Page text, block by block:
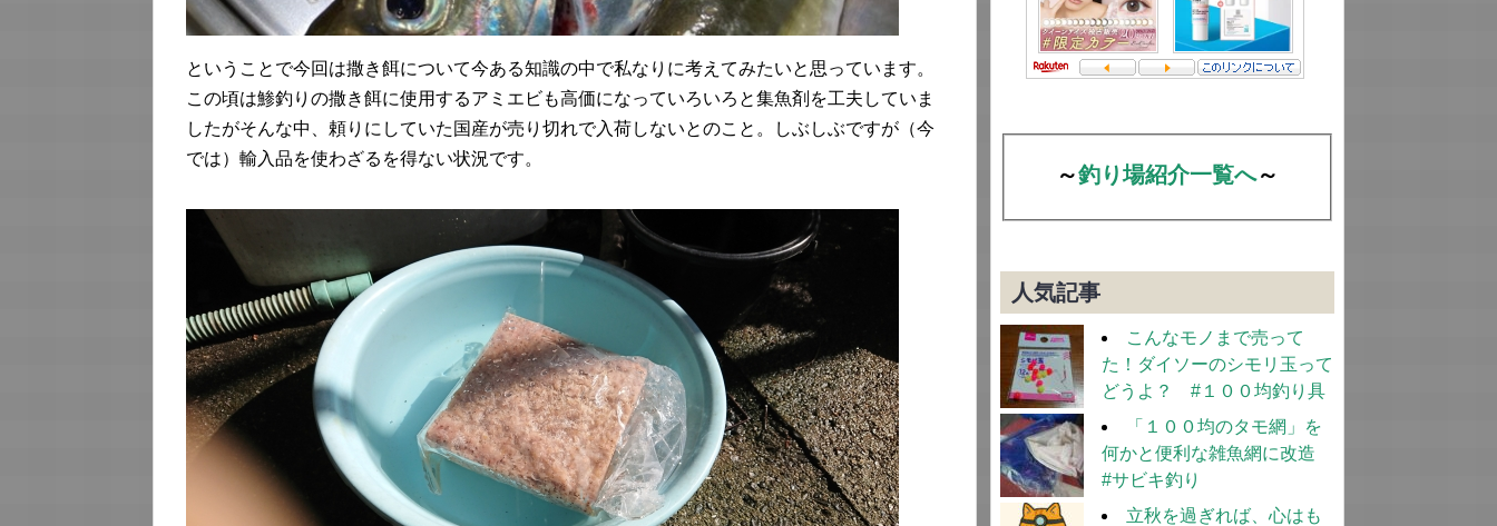
ということで今回は撒き餌について今ある知識の中で私なりに考えてみたいと思っています。
この頃は鯵釣りの撒き餌に使用するアミエビも高価になっていろいろと集魚剤を工夫していま
したがそんな中、頼りにしていた国産が売り切れで入荷しないとのこと。しぶしぶですが（今
では）輸入品を使わざるを得ない状況です。
～釣り場紹介一覧へ～
人気記事
こんなモノまで売って
た！ダイソーのシモリ玉って
どうよ？ #１００均釣り具
「１００均のタモ網」を
何かと便利な雑魚網に改造
#サビキ釣り
立秋を過ぎれば、心はも